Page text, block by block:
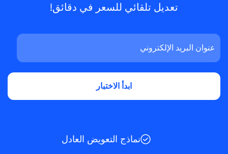
تعديل تلقائي للسعر في دقائق!
نماذج التعويض العادل